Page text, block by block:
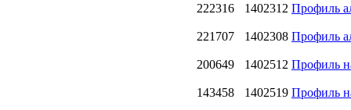
222316 1402312 Профиль
221707 1402308 Профиль
200649 1402512 Профиль
143458 1402519 Профиль